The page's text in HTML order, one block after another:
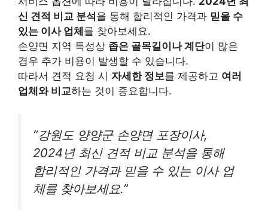
신 견적 비교 분석 을 통해 합리적인 가격과 믿을 수
있는 이사 업체 를 찾아보세요.
손양면 지역 특성상 좁은 골목길이나 계단이 많은
경우 추가 비용이 발생할 수 있습니다.
따라서 견적 요청 시 자세한 정보를 제공하고 여러
업체와 비교하는 것이 중요합니다.
“강원도 양양군 손양면 포장이사,
2024년 최신 견적 비교 분석을 통해
합리적인 가격과 믿을 수 있는 이사 업
체를 찾아보세요.”